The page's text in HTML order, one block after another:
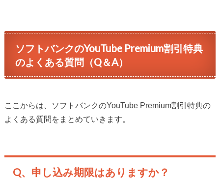
ソフトバンクのYouTube Premium割引特典
のよくある質問（Q＆A）
ここからは、ソフトバンクのYouTube Premium割引特典の
よくある質問をまとめていきます。
Q、申し込み期限はありますか？